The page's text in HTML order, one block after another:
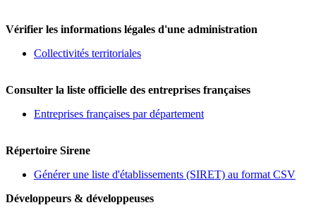
Vérifier les informations légales d'une administration
Collectivités territoriales
Consulter la liste officielle des entreprises françaises
Entreprises françaises par département
Répertoire Sirene
Générer une liste d'établissements (SIRET) au format CSV
Développeurs & développeuses